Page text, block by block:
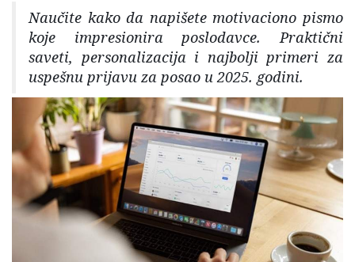
Naučite kako da napišete motivaciono pismo
koje impresionira poslodavce. Praktični
saveti, personalizacija i najbolji primeri za
uspešnu prijavu za posao u 2025. godini.